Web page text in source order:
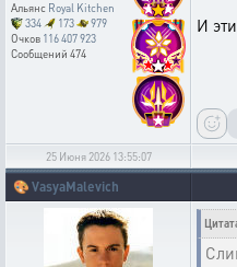
Альянс Royal Kitchen
334
173
979
Очков 116 407 923
Сообщений 474
И
25 Июня 2026 13:55:07
🎨 VasyaMalevich